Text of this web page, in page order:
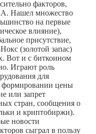
факторов,
Нашел множество
на первые
влияние),
присутствие,
(золотой запас)
Вот и с биткоином
Играют роль
для
формировании цены
или запрет
стран, сообщения о
и криптобиржи).
новости
сыграл в пользу